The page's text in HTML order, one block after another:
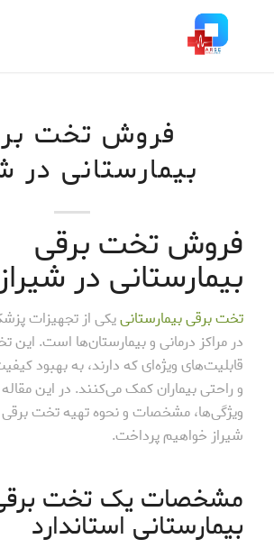
فروش تخت
بیمارستانی در
فروش تخت برقی
بیمارستانی در
تخت برقی بیمارستانییکی از تجهیزات
در مراکز درمانی و بیمارستان‌ها است. این
قابلیت‌های ویژه‌ای که دارند، به بهبود
و راحتی بیماران کمک می‌کنند. در این
ویژگی‌ها، مشخصات و نحوه تهیه تخت برقی
شیراز خواهیم پرداخت.
مشخصات یک تخت
بیمارستانی استاندارد